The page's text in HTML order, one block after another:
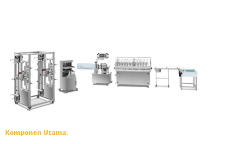
Komponen Utama: